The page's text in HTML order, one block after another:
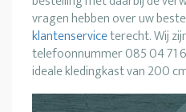
vragen hebben over uw
klantenserviceterecht. Wij
telefoonnummer 085 04 71
ideale kledingkast van 200